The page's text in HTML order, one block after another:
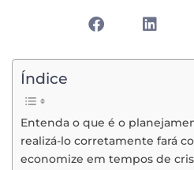
Índice
Entenda o que é o
realizá-lo corretamente fará
economize em tempos de